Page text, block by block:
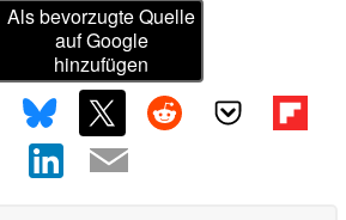
Als bevorzugte Quelle
auf Google
hinzufügen